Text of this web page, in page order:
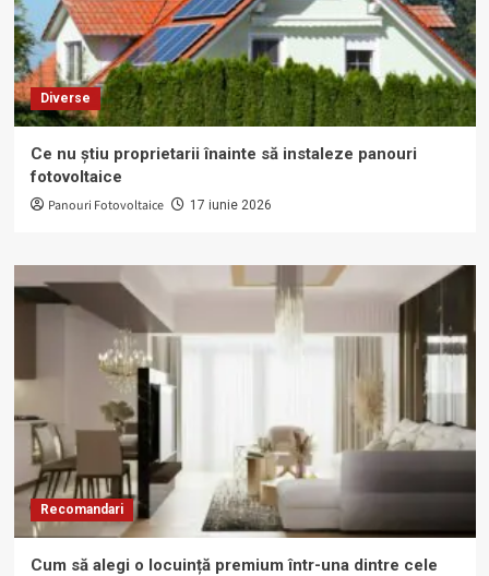
Diverse
Ce nu știu proprietarii înainte să instaleze panouri
fotovoltaice
Panouri Fotovoltaice 17 iunie 2026
Recomandari
Cum să alegi o locuință premium într-una dintre cele